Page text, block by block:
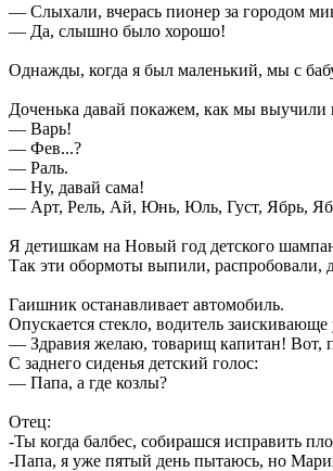
— Слыхали, вчерась пионер за городом
— Да, слышно было хорошо!
Однажды, когда я был маленький, мы с
Доченька давай покажем, как мы выучили
— Варь!
— Фев...?
— Раль.
— Ну, давай сама!
— Арт, Рель, Ай, Юнь, Юль, Густ, Ябрь,
Я детишкам на Новый год детского
Так эти обормоты выпили, распробовали,
Гаишник останавливает автомобиль.
Опускается стекло, водитель заискивающе
— Здравия желаю, товарищ капитан! Вот,
С заднего сиденья детский голос:
— Папа, а где козлы?
Отец:
-Ты когда балбес, собирашся исправить
-Папа, я уже пятый день пытаюсь, но